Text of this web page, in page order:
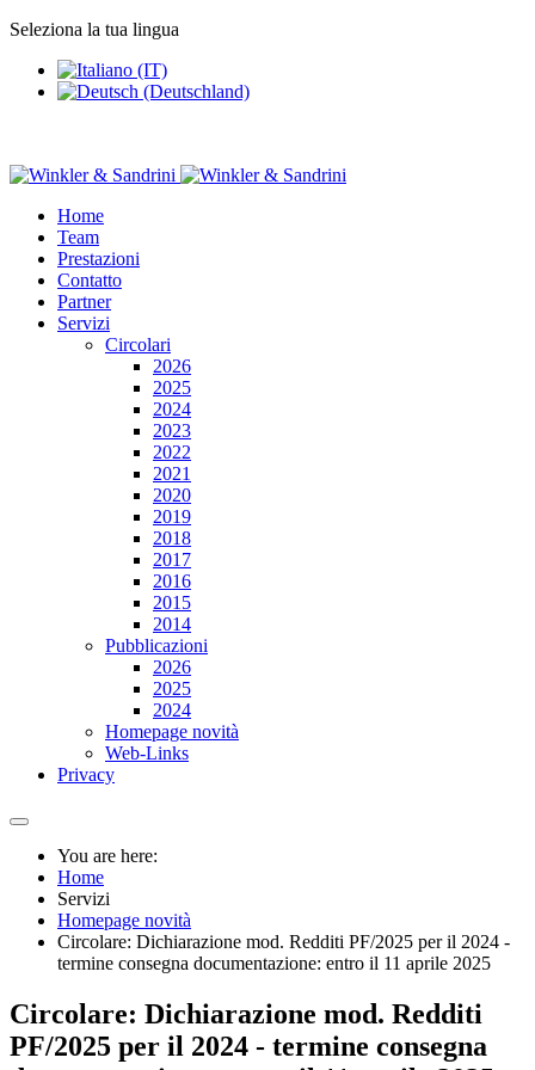
Seleziona la tua lingua
Home
Team
Prestazioni
Contatto
Partner
Servizi
Circolari
2026
2025
2024
2023
2022
2021
2020
2019
2018
2017
2016
2015
2014
Pubblicazioni
2026
2025
2024
Homepage novità
Web-Links
Privacy
You are here:
Home
Servizi
Homepage novità
Circolare: Dichiarazione mod. Redditi PF/2025 per il 2024 -
termine consegna documentazione: entro il 11 aprile 2025
Circolare: Dichiarazione mod. Redditi
PF/2025 per il 2024 - termine consegna